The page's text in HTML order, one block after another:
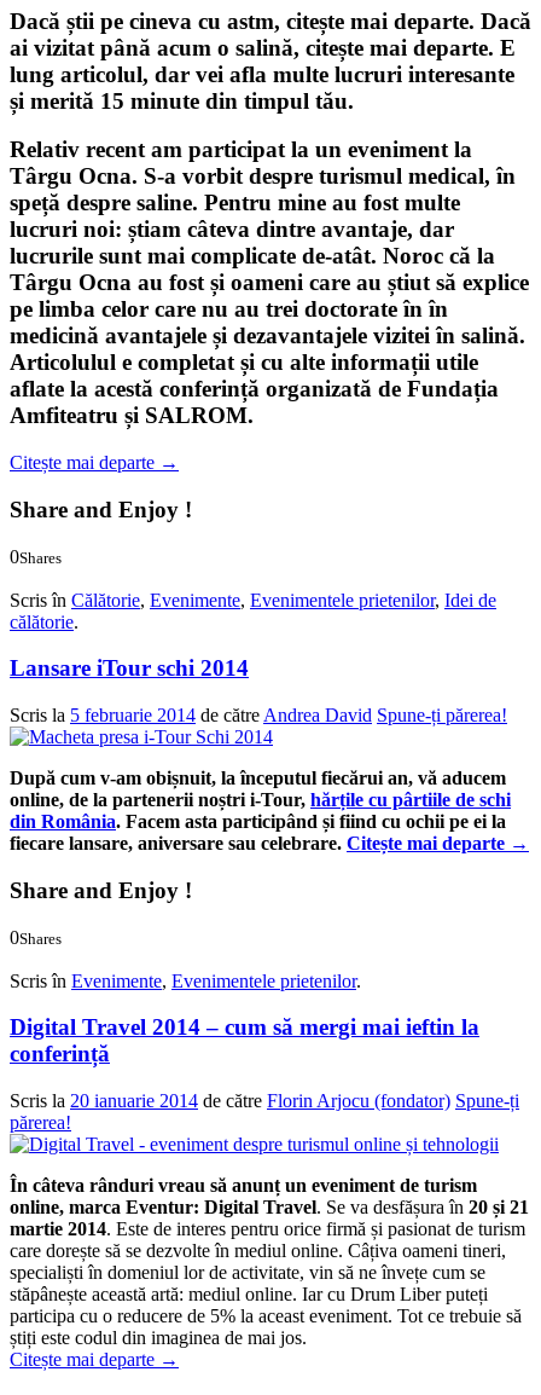
Dacă știi pe cineva cu astm, citește mai departe. Dacă
ai vizitat până acum o salină, citește mai departe. E
lung articolul, dar vei afla multe lucruri interesante
și merită 15 minute din timpul tău.
Relativ recent am participat la un eveniment la
Târgu Ocna. S-a vorbit despre turismul medical, în
speță despre saline. Pentru mine au fost multe
lucruri noi: știam câteva dintre avantaje, dar
lucrurile sunt mai complicate de-atât. Noroc că la
Târgu Ocna au fost și oameni care au știut să explice
pe limba celor care nu au trei doctorate în în
medicină avantajele și dezavantajele vizitei în salină.
Articolulul e completat și cu alte informații utile
aflate la acestă conferință organizată de Fundația
Amfiteatru și SALROM.
Citește mai departe →
Share and Enjoy !
0Shares
Scris în Călătorie, Evenimente, Evenimentele prietenilor, Idei de
călătorie.
Lansare iTour schi 2014
Scris la 5 februarie 2014 de către Andrea David Spune-ți părerea!
După cum v-am obișnuit, la începutul fiecărui an, vă aducem
online, de la partenerii noștri i-Tour, hărțile cu pârtiile de schi
din România. Facem asta participând și fiind cu ochii pe ei la
fiecare lansare, aniversare sau celebrare. Citește mai departe →
Share and Enjoy !
0Shares
Scris în Evenimente, Evenimentele prietenilor.
Digital Travel 2014 – cum să mergi mai ieftin la
conferință
Scris la 20 ianuarie 2014 de către Florin Arjocu (fondator) Spune-ți
părerea!
În câteva rânduri vreau să anunț un eveniment de turism
online, marca Eventur: Digital Travel. Se va desfășura în 20 și 21
martie 2014. Este de interes pentru orice firmă și pasionat de turism
care dorește să se dezvolte în mediul online. Câțiva oameni tineri,
specialiști în domeniul lor de activitate, vin să ne învețe cum se
stăpânește această artă: mediul online. Iar cu Drum Liber puteți
participa cu o reducere de 5% la aceast eveniment. Tot ce trebuie să
știți este codul din imaginea de mai jos.
Citește mai departe →